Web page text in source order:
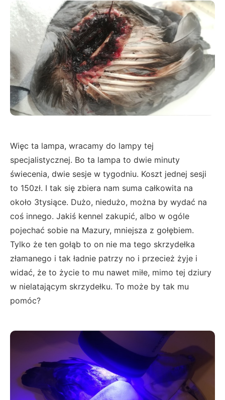
Więc ta lampa, wracamy do lampy tej
specjalistycznej. Bo ta lampa to dwie minuty
świecenia, dwie sesje w tygodniu. Koszt jednej sesji
to 150zł. I tak się zbiera nam suma całkowita na
około 3tysiące. Dużo, niedużo, można by wydać na
coś innego. Jakiś kennel zakupić, albo w ogóle
pojechać sobie na Mazury, mniejsza z gołębiem.
Tylko że ten gołąb to on nie ma tego skrzydełka
złamanego i tak ładnie patrzy no i przecież żyje i
widać, że to życie to mu nawet miłe, mimo tej dziury
w nielatającym skrzydełku. To może by tak mu
pomóc?